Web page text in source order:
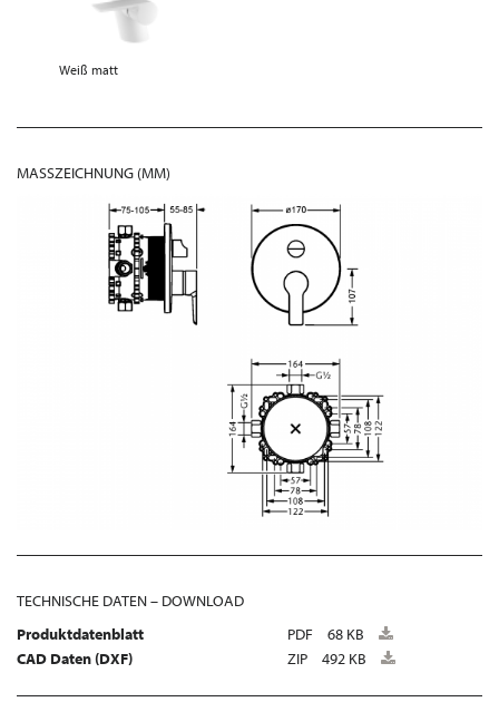
Weiß matt
MASSZEICHNUNG (MM)
TECHNISCHE DATEN – DOWNLOAD
Produktdatenblatt
PDF
68 KB
CAD Daten (DXF)
ZIP 492 KB